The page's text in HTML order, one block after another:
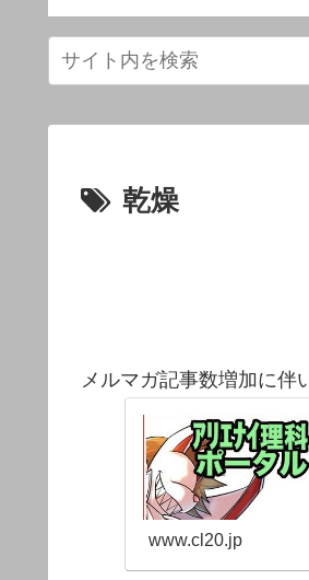
乾燥
メルマガ記事数増加に伴
www.cl20.jp